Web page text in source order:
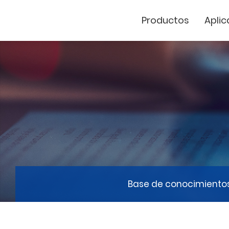
Productos
Marcador Láser
Base de